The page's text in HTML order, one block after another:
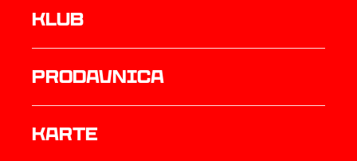
Klub
prodavnica
Karte